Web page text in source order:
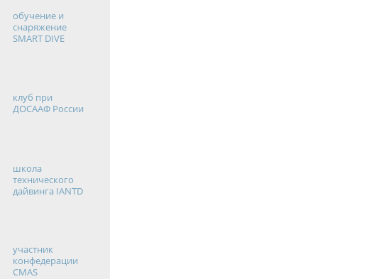
обучение и
снаряжение
SMART DIVE
клуб при
ДОСААФ России
школа
технического
дайвинга IANTD
участник
конфедерации
CMAS